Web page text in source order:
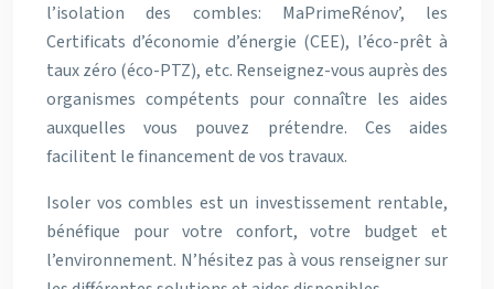
l’isolation des combles: MaPrimeRénov’, les
Certificats d’économie d’énergie (CEE), l’éco-prêt à
taux zéro (éco-PTZ), etc. Renseignez-vous auprès des
organismes compétents pour connaître les aides
auxquelles vous pouvez prétendre. Ces aides
facilitent le financement de vos travaux.
Isoler vos combles est un investissement rentable,
bénéfique pour votre confort, votre budget et
l’environnement. N’hésitez pas à vous renseigner sur